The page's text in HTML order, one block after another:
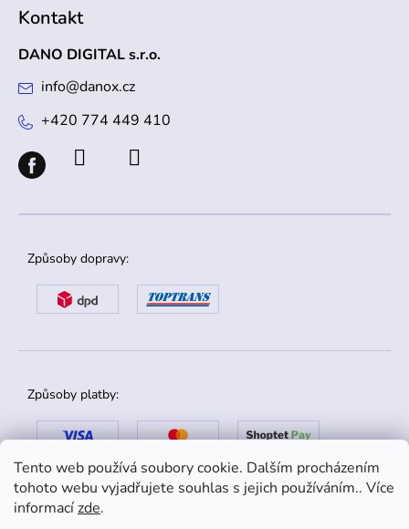
Tento web používá soubory cookie. Dalším procházením
tohoto webu vyjadřujete souhlas s jejich používáním.. Více
informacízde.
Kontakt
DANO DIGITAL s.r.o.
info@danox.cz
+420 774 449 410
Způsoby dopravy:
Způsoby platby: